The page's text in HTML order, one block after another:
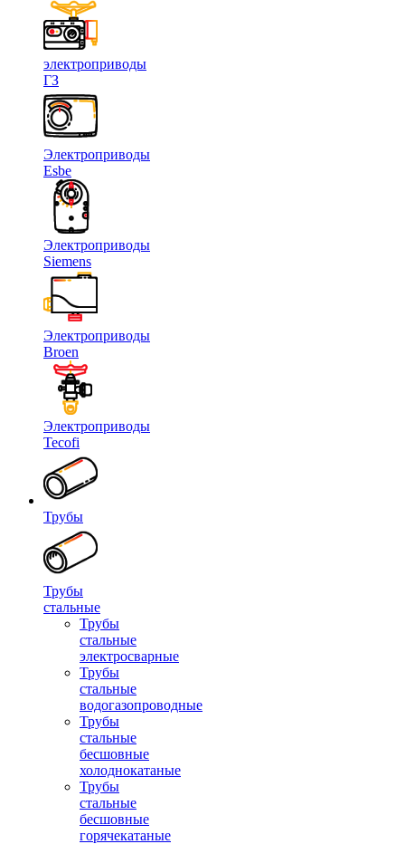
электроприводы
ГЗ
Электроприводы
Esbe
Электроприводы
Siemens
Электроприводы
Broen
Электроприводы
Tecofi
Трубы
Трубы
стальные
Трубы
стальные
электросварные
Трубы
стальные
водогазопроводные
Трубы
стальные
бесшовные
холоднокатаные
Трубы
стальные
бесшовные
горячекатаные